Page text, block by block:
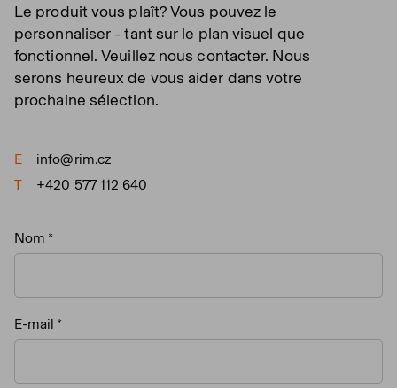
Le produit vous plaît? Vous pouvez le
personnaliser - tant sur le plan visuel que
fonctionnel. Veuillez nous contacter. Nous
serons heureux de vous aider dans votre
prochaine sélection.
E
info@rim.cz
T
+420 577 112 640
Nom
E-mail